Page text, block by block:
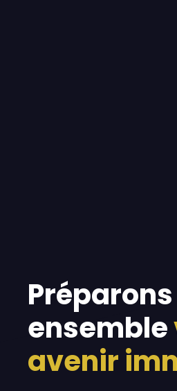
Préparons
ensemble
avenir